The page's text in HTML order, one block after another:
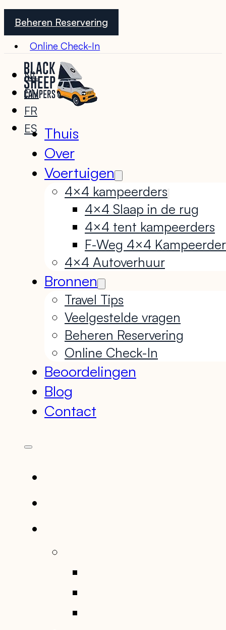
Beheren Reservering
Online Check-In
NL
EN
FR
ES Thuis
Over
Voertuigen
4×4 kampeerders
4×4 Slaap in de rug
4×4 tent kampeerders
F-Weg 4×4
4×4 Autoverhuur
Bronnen
Travel Tips
Veelgestelde vragen
Beheren Reservering
Online Check-In
Beoordelingen
Blog
Contact